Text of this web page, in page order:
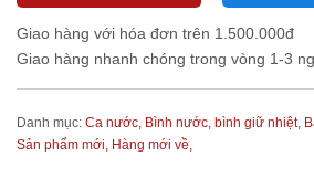
Giao hàng với hóa đơn trên 1.500.000đ
Giao hàng nhanh chóng trong vòng 1-3
Danh mục: Ca nước, Bình nước, bình giữ nhiệt,
Sản phẩm mới, Hàng mới về,